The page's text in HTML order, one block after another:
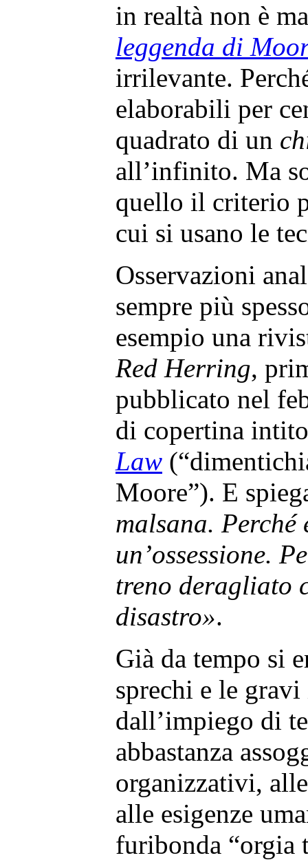
in realtà non è
leggenda di
irrilevante.
elaborabili per
quadrato di un
all’infinito. Ma
quello il criterio
cui si usano le
Osservazioni
sempre più
esempio una
Red Herring,
pubblicato nel
di copertina
Law
Moore”). E
malsana. Perché
un’ossessione.
treno deragliato
disastro».
Già da tempo si
sprechi e le
dall’impiego di
abbastanza
organizzativi,
alle esigenze
furibonda “orgia